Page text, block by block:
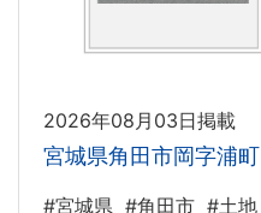
2026年08月03日掲載
宮城県角田市岡字浦町
#宮城県 #角田市 #土地